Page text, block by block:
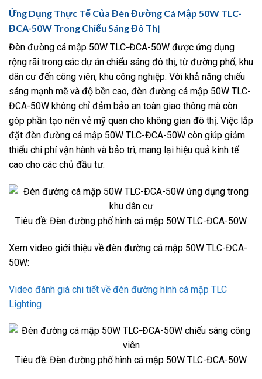
Ứng Dụng Thực Tế Của Đèn Đường Cá Mập 50W TLC-
ĐCA-50W Trong Chiếu Sáng Đô Thị
Đèn đường cá mập 50W TLC-ĐCA-50W được ứng dụng
rộng rãi trong các dự án chiếu sáng đô thị, từ đường phố, khu
dân cư đến công viên, khu công nghiệp. Với khả năng chiếu
sáng mạnh mẽ và độ bền cao, đèn đường cá mập 50W TLC-
ĐCA-50W không chỉ đảm bảo an toàn giao thông mà còn
góp phần tạo nên vẻ mỹ quan cho không gian đô thị. Việc lắp
đặt đèn đường cá mập 50W TLC-ĐCA-50W còn giúp giảm
thiểu chi phí vận hành và bảo trì, mang lại hiệu quả kinh tế
cao cho các chủ đầu tư.
Tiêu đề: Đèn đường phố hình cá mập 50W TLC-ĐCA-50W
Xem video giới thiệu về đèn đường cá mập 50W TLC-ĐCA-
50W:
Video đánh giá chi tiết về đèn đường hình cá mập TLC
Lighting
Tiêu đề: Đèn đường phố hình cá mập 50W TLC-ĐCA-50W